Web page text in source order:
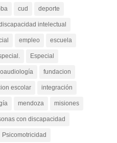
cud deporte
intelectual
empleo escuela
Especial
fundacion
escolar integración
mendoza misiones
con discapacidad
Psicomotricidad